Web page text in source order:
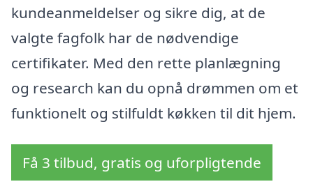
kundeanmeldelser og sikre dig, at de
valgte fagfolk har de nødvendige
certifikater. Med den rette planlægning
og research kan du opnå drømmen om et
funktionelt og stilfuldt køkken til dit hjem.
Få 3 tilbud, gratis og uforpligtende